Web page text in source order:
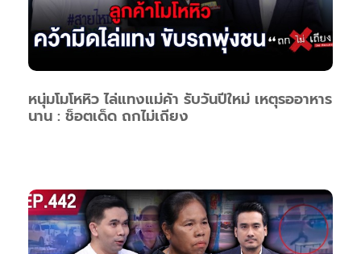
หนุ่มโมโหหิว ไล่แทงแม่ค้า รับวันปีใหม่ เหตุรออาหาร
นาน : ช็อตเด็ด ถกไม่เถียง